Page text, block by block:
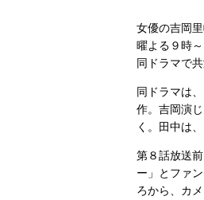
女優の吉岡
曜よる９時
同ドラマで
同ドラマは
作。吉岡演
く。田中は
第８話放送
ー」とファ
ろから、カ